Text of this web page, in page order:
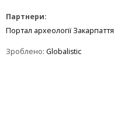
Партнери:
Портал археології Закарпаття
Зроблено: Globalistic